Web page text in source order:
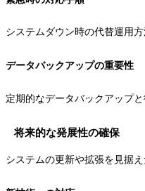
システムダウン時の代替運用
データバックアップの重要性
定期的なデータバックアップ
将来的な発展性の確保
システムの更新や拡張を見据え